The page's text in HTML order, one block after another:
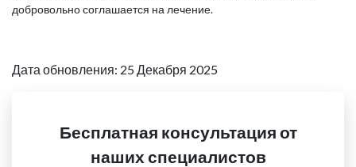
добровольно соглашается на лечение.
Дата обновления: 25 Декабря 2025
Бесплатная консультация от
наших специалистов